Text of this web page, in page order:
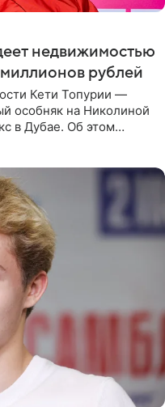
недвижимостью
рублей
Кети Топурии —
особняк на Николиной
в Дубае. Об этом